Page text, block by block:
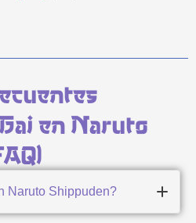
en Naruto
Naruto Shippuden?